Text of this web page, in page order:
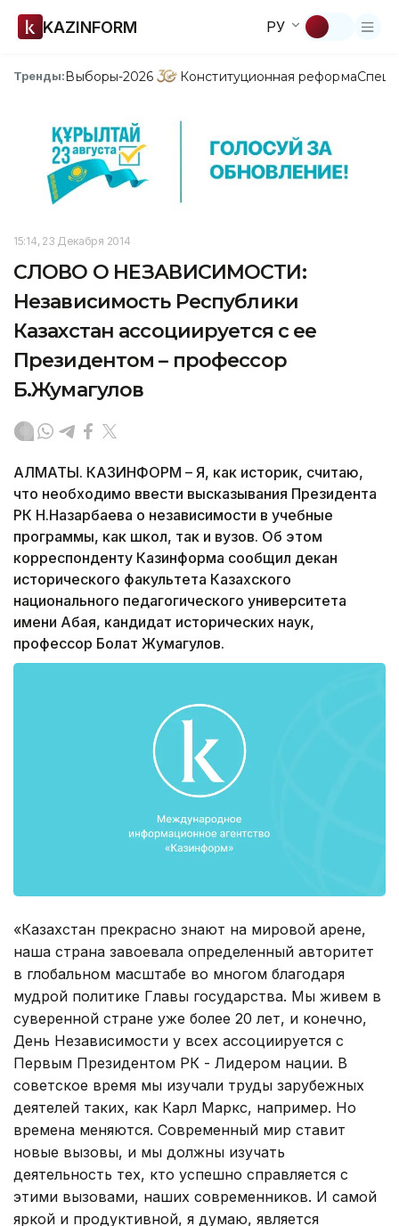
KAZINFORM РУ
Тренды:Выборы-2026 Конституционная реформа
15:14, 23 Декабря 2014
СЛОВО О НЕЗАВИСИМОСТИ:
Независимость Республики
Казахстан ассоциируется с ее
Президентом – профессор
Б.Жумагулов
АЛМАТЫ. КАЗИНФОРМ – Я, как историк, считаю,
что необходимо ввести высказывания Президента
РК Н.Назарбаева о независимости в учебные
программы, как школ, так и вузов. Об этом
корреспонденту Казинформа сообщил декан
исторического факультета Казахского
национального педагогического университета
имени Абая, кандидат исторических наук,
профессор Болат Жумагулов.
«Казахстан прекрасно знают на мировой арене,
наша страна завоевала определенный авторитет
в глобальном масштабе во многом благодаря
мудрой политике Главы государства. Мы живем в
суверенной стране уже более 20 лет, и конечно,
День Независимости у всех ассоциируется с
Первым Президентом РК - Лидером нации. В
советское время мы изучали труды зарубежных
деятелей таких, как Карл Маркс, например. Но
времена меняются. Современный мир ставит
новые вызовы, и мы должны изучать
деятельность тех, кто успешно справляется с
этими вызовами, наших современников. И самой
яркой и продуктивной, я думаю, является